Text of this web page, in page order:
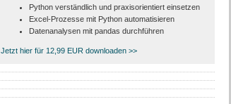
Python verständlich und praxisorientiert einsetzen
Excel-Prozesse mit Python automatisieren
Datenanalysen mit pandas durchführen
Jetzt hier für 12,99 EUR downloaden >>